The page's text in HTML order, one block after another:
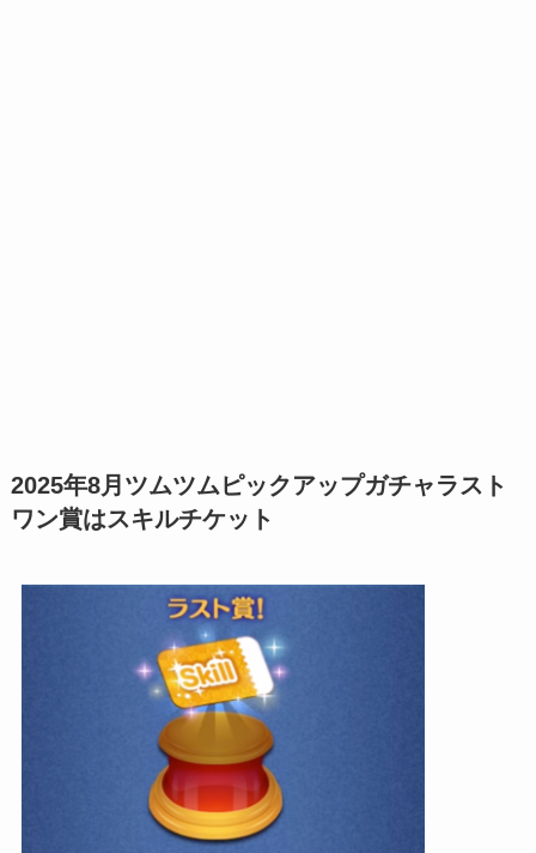
2025年8月ツムツムピックアップガチャラスト
ワン賞はスキルチケット